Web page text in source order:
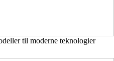
til moderne teknologier